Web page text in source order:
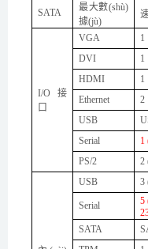
SATA
最大數(shù)
據(jù)
I/O 接
口
VGA
1
DVI
1
HDMI
1
Ethernet
2
USB
Serial
1
PS/2
2
USB 3
Serial 5
SATA